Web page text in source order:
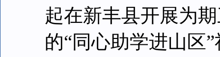
起在新丰县开展为
的“同心助学进山区